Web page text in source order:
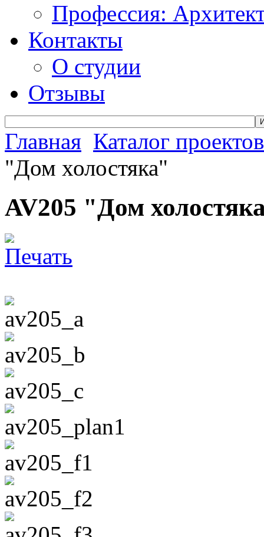
Профессия:
Контакты
О студии
Отзывы
Главная Каталог проектов
"Дом холостяка"
AV205 "Дом